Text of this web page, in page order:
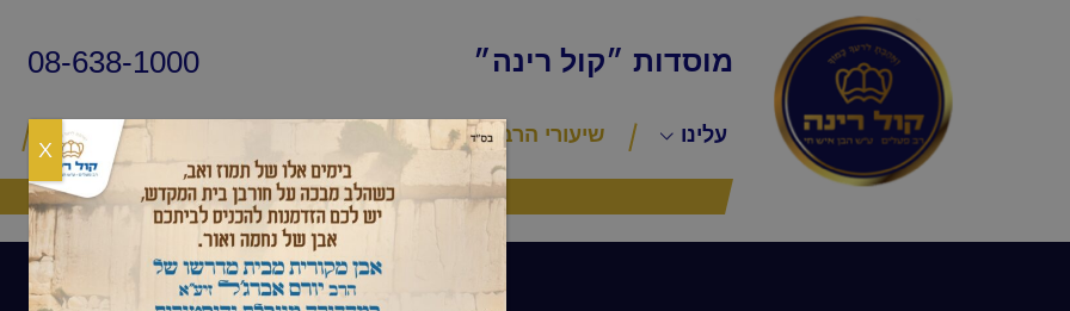
מוסדות ״קול רינה״ 08-638-1000
עלינו שיעורי הרב שיעורי החיד״א שאלות ותשובות
היה שותף
X